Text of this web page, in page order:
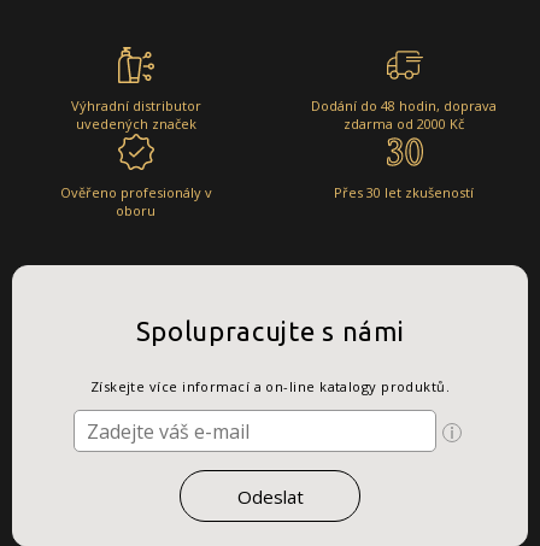
Výhradní distributor
uvedených značek
Dodání do 48 hodin, doprava
zdarma od 2000 Kč
Ověřeno profesionály v
oboru
Přes 30 let zkušeností
Spolupracujte s námi
Získejte více informací a on-line katalogy produktů.